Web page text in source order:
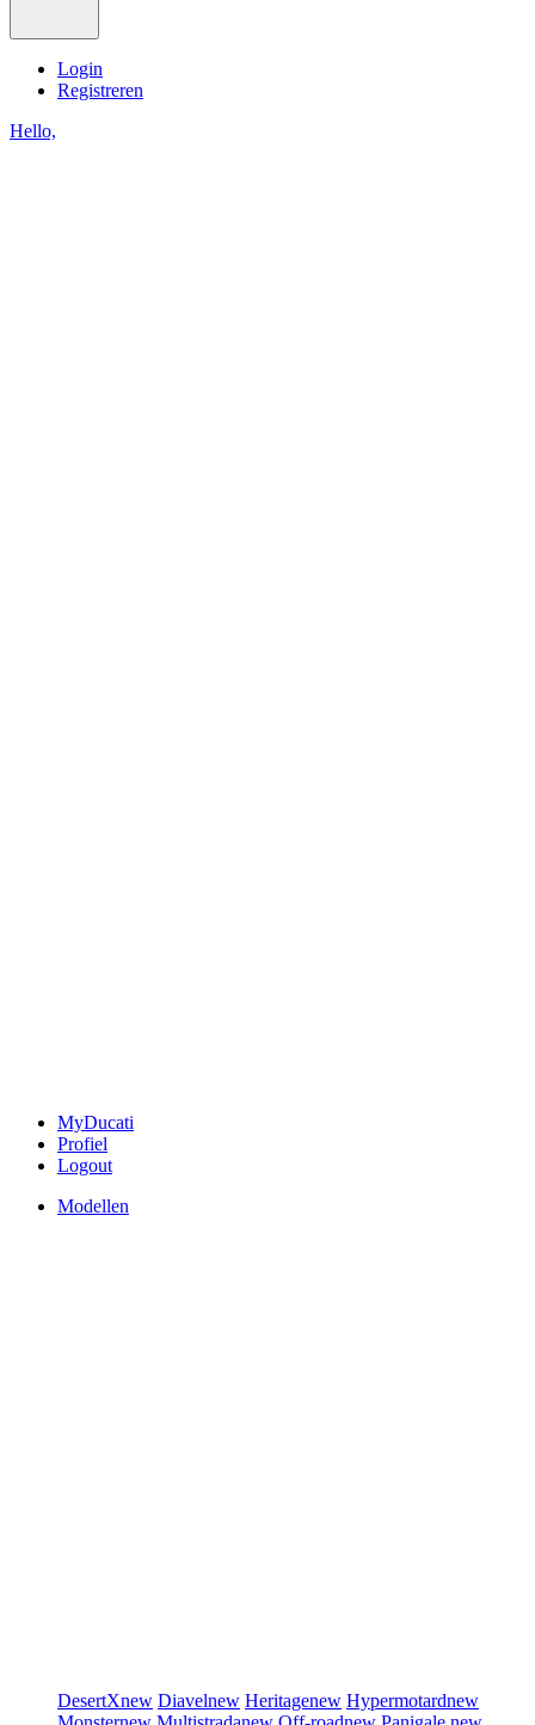
Login
Registreren
Hello,
MyDucati
Profiel
Logout
Modellen
DesertXnew Diavelnew Heritagenew Hypermotardnew